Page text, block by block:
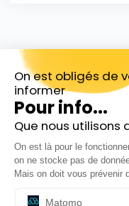
On est obligés de
informer
Pour info...
Que nous utilisons
On est là pour le
on ne stocke pas de
Mais on doit vous prévenir
Matomo
Derniers
notre
En